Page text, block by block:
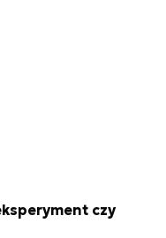
czy